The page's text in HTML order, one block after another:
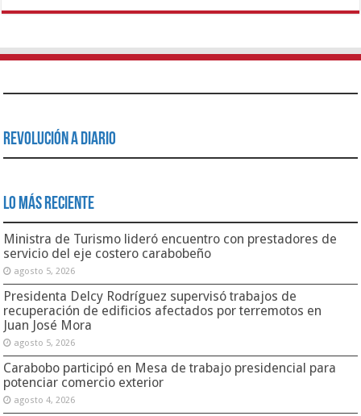
Revolución a Diario
Lo Más Reciente
Ministra de Turismo lideró encuentro con prestadores de
servicio del eje costero carabobeño
agosto 5, 2026
Presidenta Delcy Rodríguez supervisó trabajos de
recuperación de edificios afectados por terremotos en
Juan José Mora
agosto 5, 2026
Carabobo participó en Mesa de trabajo presidencial para
potenciar comercio exterior
agosto 4, 2026